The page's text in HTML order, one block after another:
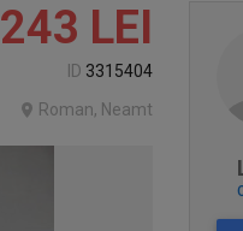
243 LEI
ID 3315404
Roman, Neamt